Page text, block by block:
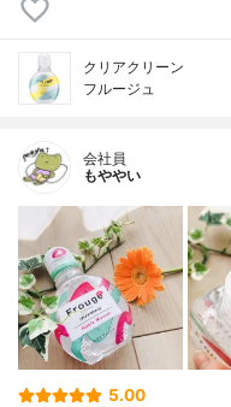
クリアクリーン
フルージュ
会社員
もややい
5.00